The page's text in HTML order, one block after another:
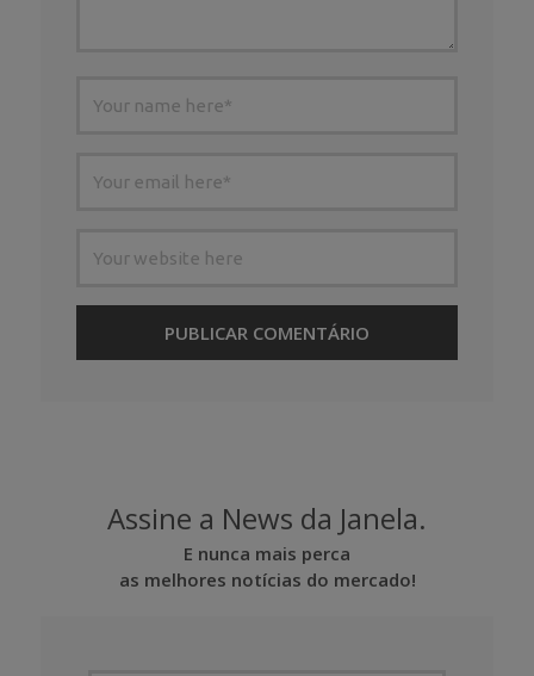
Assine a News da Janela.
E nunca mais perca
as melhores notícias do mercado!